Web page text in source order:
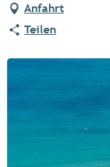
Anfahrt
Teilen